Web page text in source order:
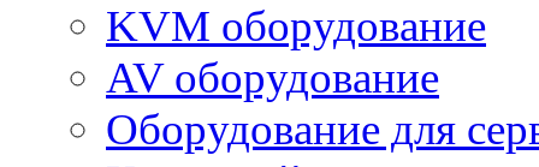
KVM оборудование
AV оборудование
Оборудование для